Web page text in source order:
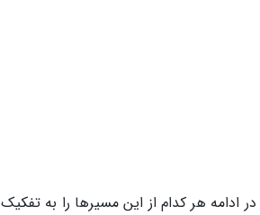
هر کدام از این مسیرها را به تفکیک